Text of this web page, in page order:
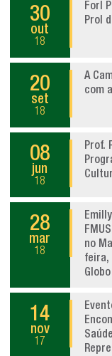
30
out
18
Forl
Prol
20
set
18
A
com
08
jun
18
Prof.
28
mar
18
no
feira,
14
nov
17